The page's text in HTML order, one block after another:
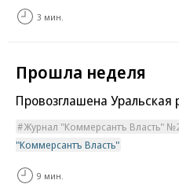
3 мин.
Прошла неделя
Провозглашена Уральская
Журнал "Коммерсантъ Власть"
"Коммерсантъ Власть"
9 мин.